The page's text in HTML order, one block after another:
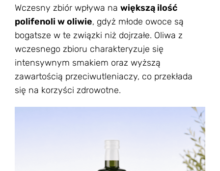
Wczesny zbiór wpływa na większą ilość
polifenoli w oliwie, gdyż młode owoce są
bogatsze w te związki niż dojrzałe. Oliwa z
wczesnego zbioru charakteryzuje się
intensywnym smakiem oraz wyższą
zawartością przeciwutleniaczy, co przekłada
się na korzyści zdrowotne.